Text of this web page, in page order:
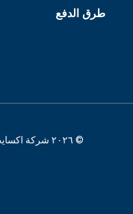
طرق الدفع
© ٢٠٢٦ شركة اكسايت للتجارة العامة ش.ش.و